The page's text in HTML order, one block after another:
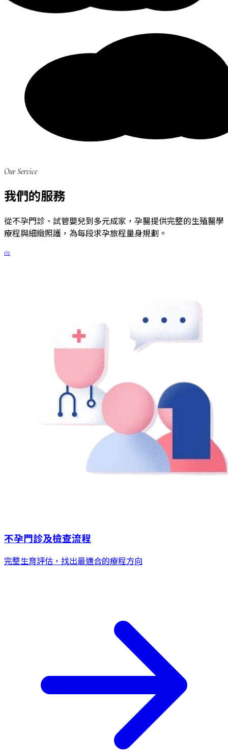
Our Service
我們的服務
從不孕門診、試管嬰兒到多元成家，孕醫提供完整的生殖醫學
療程與細緻照護，為每段求孕旅程量身規劃。
01
不孕門診及檢查流程
完整生育評估，找出最適合的療程方向